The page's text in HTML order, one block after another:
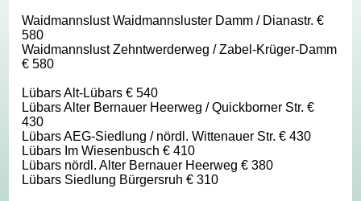
Waidmannslust Waidmannsluster Damm / Dianastr. €
580
Waidmannslust Zehntwerderweg / Zabel-Krüger-Damm
€ 580
Lübars Alt-Lübars € 540
Lübars Alter Bernauer Heerweg / Quickborner Str. €
430
Lübars AEG-Siedlung / nördl. Wittenauer Str. € 430
Lübars Im Wiesenbusch € 410
Lübars nördl. Alter Bernauer Heerweg € 380
Lübars Siedlung Bürgersruh € 310